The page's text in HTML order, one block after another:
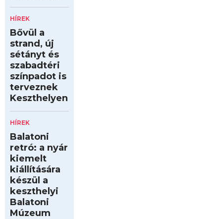
HÍREK
Bővül a
strand, új
sétányt és
szabadtéri
színpadot is
terveznek
Keszthelyen
HÍREK
Balatoni
retró: a nyár
kiemelt
kiállítására
készül a
keszthelyi
Balatoni
Múzeum